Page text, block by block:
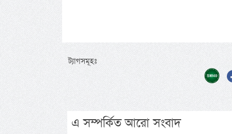
ট্যাগসমূহঃ
এ সম্পর্কিত আরো সংবাদ